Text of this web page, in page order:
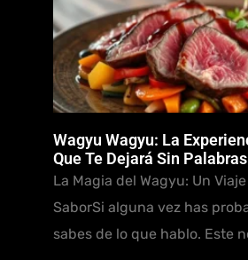
Wagyu Wagyu: La
Que Te Dejará Sin Palabras
La Magia del Wagyu: Un
SaborSi alguna vez has
sabes de lo que hablo. Este